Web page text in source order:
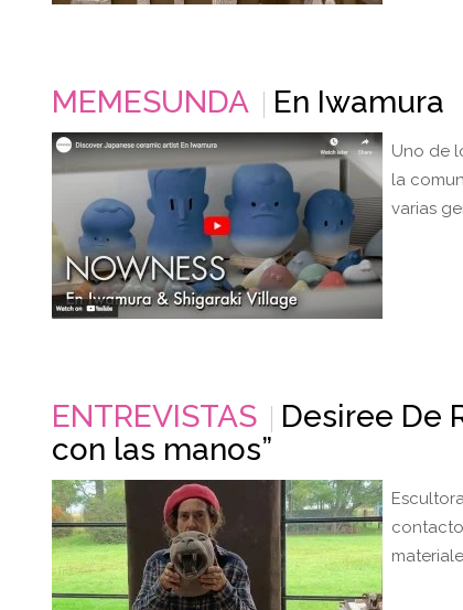
MEMESUNDA En Iwamura
Uno de
la
varias
ENTREVISTAS
Desiree De
con las manos”